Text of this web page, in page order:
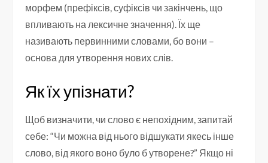
морфем (префіксів, суфіксів чи закінчень, що
впливають на лексичне значення). Їх ще
називають первинними словами, бо вони –
основа для утворення нових слів.
Як їх упізнати?
Щоб визначити, чи слово є непохідним, запитай
себе: “Чи можна від нього відшукати якесь інше
слово, від якого воно було б утворене?” Якщо ні